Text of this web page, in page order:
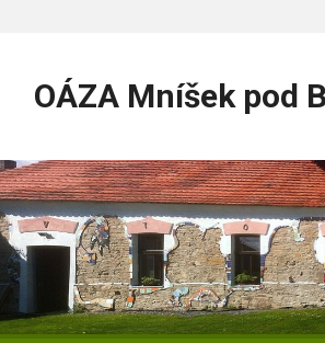
contentOÁZA Mníšek pod